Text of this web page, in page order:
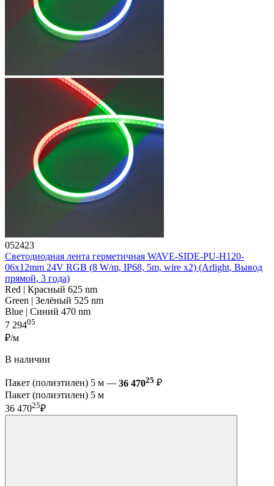
052423
Светодиодная лента герметичная WAVE-SIDE-PU-H120-
06x12mm 24V RGB (8 W/m, IP68, 5m, wire x2) (Arlight, Вывод
прямой, 3 года)
Red | Красный 625 nm
Green | Зелёный 525 nm
Blue | Синий 470 nm
7 29405
₽/м
В наличии
Пакет (полиэтилен) 5 м — 36 47025 ₽
Пакет (полиэтилен) 5 м
36 47025₽